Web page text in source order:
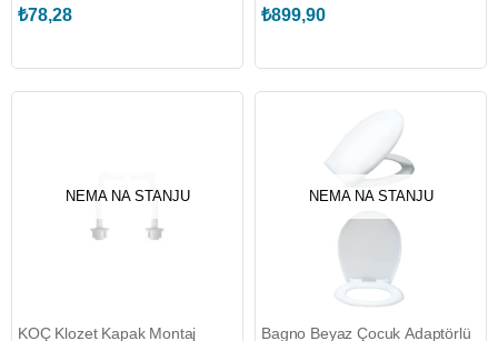
₺78,28 ₺899,90
NEMA NA STANJU
KOÇ Klozet Kapak Montaj
NEMA NA STANJU
Bagno Beyaz Çocuk Adaptörlü